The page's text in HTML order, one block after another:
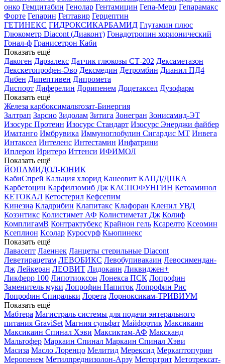
онко Гемцитабин Генолар Гентамицин Гепа-Мерц Гепарамакс
Форте Гепарин Гептавир Герцептин
ГЕТИНЕКС ГИДРОКСИКАРБАМИД Глутамин плюс
Глюкометр Diacont (Диаконт) Гонадотропин хорионический
Гонал-ф Гранисетрон Каби
Показать ещё
Дакоген Дарзалекс Датчик глюкозы СТ-202 Дексаметазон
Декскетопрофен-Эво Дексмедин Детромбин Дианил ПД4
Дибен Дипептивен Дипромета
Диспорт Диферелин Дорипенем Доцетаксел Дузофарм
Показать ещё
Железа карбоксимальтозат-Бинергия
Залтрап Зарсио Зидолам Зитига Зонегран Зонисамид-ЭТ
Изосурс Протеин Изосурс Стандарт Изосурс Энерджи файбер
Иматанго Имбрувика Иммуноглобулин Сигардис МТ Инвега
Интаксел Интеленс Интестамин Инфатрини
Иплерон Иритеро Иттенси ИФИМОЛ
Показать ещё
ЙОПАМИДОЛ-ЮНИК
КабиСпрей Кальция хлорид Канеовит КАПД/ДПКА
Карбетоцин Карфилзомиб Дж КАСПОФУНГИН Кетоаминол
КЕТОКАЛ Кетостерил Кефсепим
Кинезиа Кладрибин Клапитакс Клафоран Кленил УВД
Козэнтикс Колистимет АФ Колистиметат Дж Колиф
КомплигамВ Контрактубекс Крайнон гель Ксарелто Ксеомин
Ксеплион Ксолар Куросурф Кьюпинекс
Показать ещё
Лавасепт Лаеннек Ланцеты стерильные Diacont
Леветирацетам ЛЕВОБИКС Левобупивакаин Левосимендан-
Дж Лейкеран ЛЕОВИТ Лидокаин Ликвиджен+
Ликферр 100 Липотиоксон Лонекса ПСК Лопрофин
Заменитель муки Лопрофин Напиток Лопрофин Рис
Лопрофин Спиральки Лорета Лорноксикам-ТРИВИУМ
Показать ещё
Мабтера Магистраль системы для подачи энтерального
питания GraviSet Магния сульфат Майфортик Максикаин
Максикаин Спинал Хэви Максиктам-АФ Максканд
Мальтофер Маркаин Спинал Маркаин Спинал Хэви
Масиза Масло Лоренцо Мелитид Мерексид Меркаптопурин
Меропенем Метилпреднизолон-Арзу Метортрит Метотрексат-